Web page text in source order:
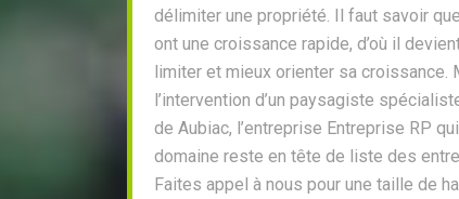
délimiter une propriété. Il faut savoir
ont une croissance rapide, d’où il
limiter et mieux orienter sa
l’intervention d’un paysagiste
de Aubiac, l’entreprise Entreprise RP
domaine reste en tête de liste des
Faites appel à nous pour une taille de